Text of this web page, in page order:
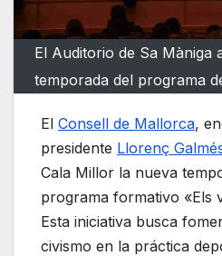
El Auditorio de Sa Màniga
temporada del programa
El Consell de Mallorca,
presidente Llorenç
Cala Millor la nueva
programa formativo «Els
Esta iniciativa busca
civismo en la práctica